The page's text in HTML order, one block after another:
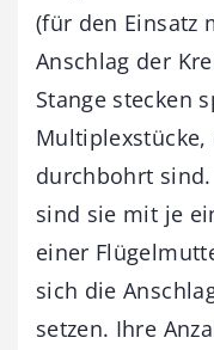
(für den Einsatz
Anschlag der
Stange stecken
Multiplexstücke,
durchbohrt
sind sie mit je
einer
sich die
setzen. Ihre